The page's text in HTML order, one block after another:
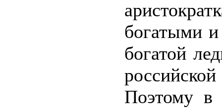
богатыми
богатой
Поэтому в